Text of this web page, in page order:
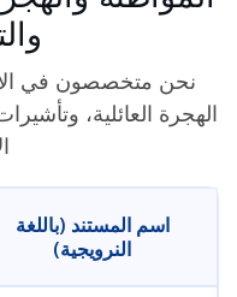
نحن متخصصون في
اسم المستند (باللغة
النرويجية)